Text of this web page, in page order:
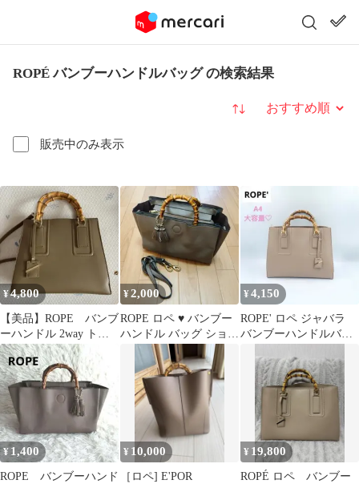
ROPÉ バンブーハンドルバッグ の検索結果
販売中のみ表示
並び替え
¥4,800
【美品】ROPE バンブ
ーハンドル 2way トー
トバッグ 美品
¥2,000
ROPE ロペ ♥ バンブー
ハンドル バッグ ショル
ダー付き ハンドバッグ
¥4,150
ROPE' ロペ ジャバラ
バンブーハンドルバッ
¥ 1,400
ROPE バンブーハンド
¥ 10,000
［ロペ] E'POR
¥ 19,800
ROPÉ ロペ バンブー